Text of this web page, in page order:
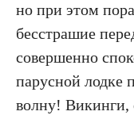
но при этом
бесстрашие
совершенно
парусной лодке
волну!